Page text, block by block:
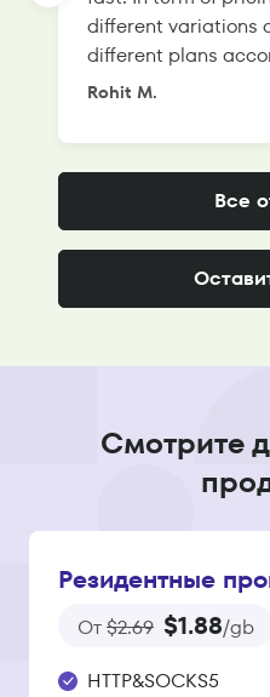
different variations
different plans
Rohit M.
Все
Смотрите
Резидентные
От$2.69 $1.88/gb
HTTP&SOCKS5